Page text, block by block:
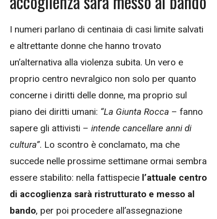
I numeri parlano di centinaia di casi limite salvati
e altrettante donne che hanno trovato
un’alternativa alla violenza subita. Un vero e
proprio centro nevralgico non solo per quanto
concerne i diritti delle donne, ma proprio sul
piano dei diritti umani: “La Giunta Rocca – fanno
sapere gli attivisti – intende cancellare anni di
cultura”. Lo scontro è conclamato, ma che
succede nelle prossime settimane ormai sembra
essere stabilito: nella fattispecie l’attuale centro
di accoglienza sarà ristrutturato e messo al
bando, per poi procedere all’assegnazione